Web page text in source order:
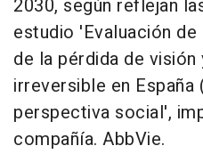
2030, según reflejan
estudio 'Evaluación
de la pérdida de visión
irreversible en España
perspectiva social',
compañía. AbbVie.